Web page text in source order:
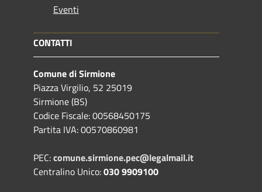
Eventi
CONTATTI
Comune di Sirmione
Piazza Virgilio, 52 25019
Sirmione (BS)
Codice Fiscale: 00568450175
Partita IVA: 00570860981
PEC:comune.sirmione.pec@legalmail.it
Centralino Unico:030 9909100